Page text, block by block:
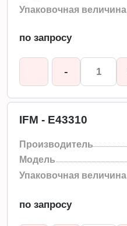
Упаковочная величина
по запросу
-
IFM - E43310
Производитель
Модель
Упаковочная величина
по запросу